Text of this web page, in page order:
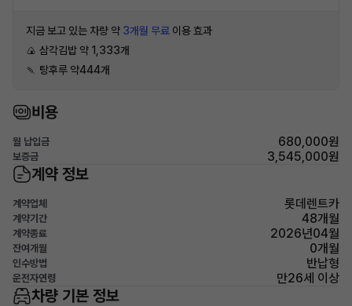
지금 보고 있는 차량 약 3개월 무료 이용 효과
🍙 삼각김밥 약 1,333개
🍡 탕후루 약444개
비용
월 납입금 680,000원
보증금 3,545,000원
계약 정보
계약업체 롯데렌트카
계약기간 48개월
계약종료 2026년04월
잔여개월 0개월
인수방법 반납형
운전자연령 만26세 이상
차량 기본 정보